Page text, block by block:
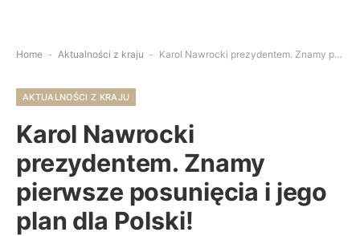
Home - Aktualności z kraju - Karol Nawrocki prezydentem. Znamy pierwsze posunięcia i jego plan dla Polski!
AKTUALNOŚCI Z KRAJU
Karol Nawrocki
prezydentem. Znamy
pierwsze posunięcia i jego
plan dla Polski!